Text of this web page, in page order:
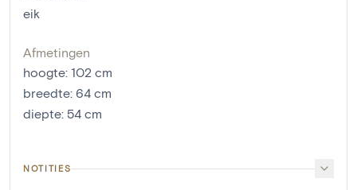
eik
Afmetingen
hoogte: 102 cm
breedte: 64 cm
diepte: 54 cm
NOTITIES